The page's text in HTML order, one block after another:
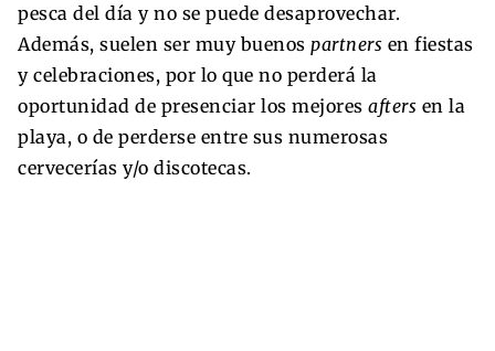
pesca del día y no se puede desaprovechar.
Además, suelen ser muy buenos partners en fiestas
y celebraciones, por lo que no perderá la
oportunidad de presenciar los mejores afters en la
playa, o de perderse entre sus numerosas
cervecerías y/o discotecas.